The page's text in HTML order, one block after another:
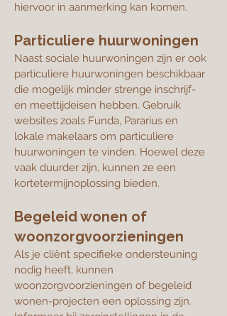
hiervoor in aanmerking kan komen.
Particuliere huurwoningen
Naast sociale huurwoningen zijn er ook
particuliere huurwoningen beschikbaar
die mogelijk minder strenge inschrijf-
en meettijdeisen hebben. Gebruik
websites zoals Funda, Pararius en
lokale makelaars om particuliere
huurwoningen te vinden. Hoewel deze
vaak duurder zijn, kunnen ze een
kortetermijnoplossing bieden.
Begeleid wonen of
woonzorgvoorzieningen
Als je cliënt specifieke ondersteuning
nodig heeft, kunnen
woonzorgvoorzieningen of begeleid
wonen-projecten een oplossing zijn.